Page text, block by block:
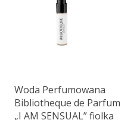
Woda Perfumowana
Bibliotheque de Parfum
„I AM SENSUAL” fiolka